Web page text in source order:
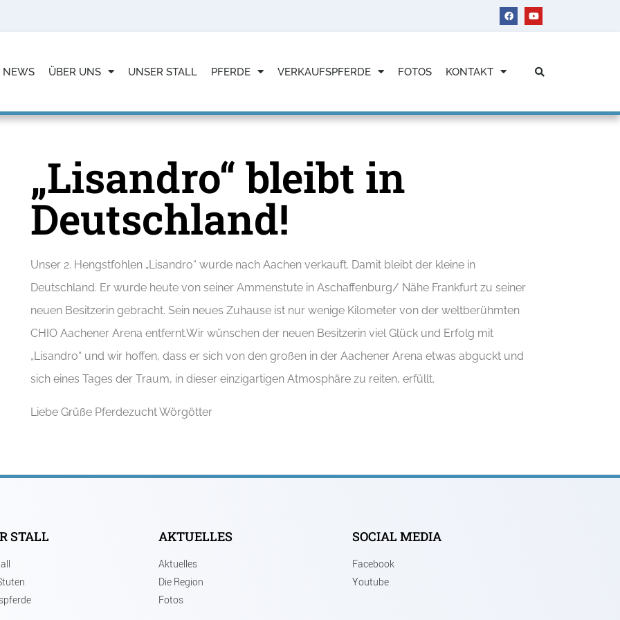
NEWS ÜBER UNS UNSER STALL PFERDE VERKAUFSPFERDE FOTOS KONTAKT
„Lisandro“ bleibt in
Deutschland!
Unser 2. Hengstfohlen „Lisandro“ wurde nach Aachen verkauft. Damit bleibt der kleine in
Deutschland. Er wurde heute von seiner Ammenstute in Aschaffenburg/ Nähe Frankfurt zu seiner
neuen Besitzerin gebracht. Sein neues Zuhause ist nur wenige Kilometer von der weltberühmten
CHIO Aachener Arena entfernt.Wir wünschen der neuen Besitzerin viel Glück und Erfolg mit
„Lisandro“ und wir hoffen, dass er sich von den großen in der Aachener Arena etwas abguckt und
sich eines Tages der Traum, in dieser einzigartigen Atmosphäre zu reiten, erfüllt.
Liebe Grüße Pferdezucht Wörgötter
STALL AKTUELLES
Aktuelles
Die Region
Fotos
SOCIAL MEDIA
Facebook
Youtube